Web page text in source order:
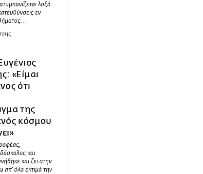
λοξά
εν
«Είμαι
ότι
της
κόσμου
και
και ζει στην
όλα εκτιμά την